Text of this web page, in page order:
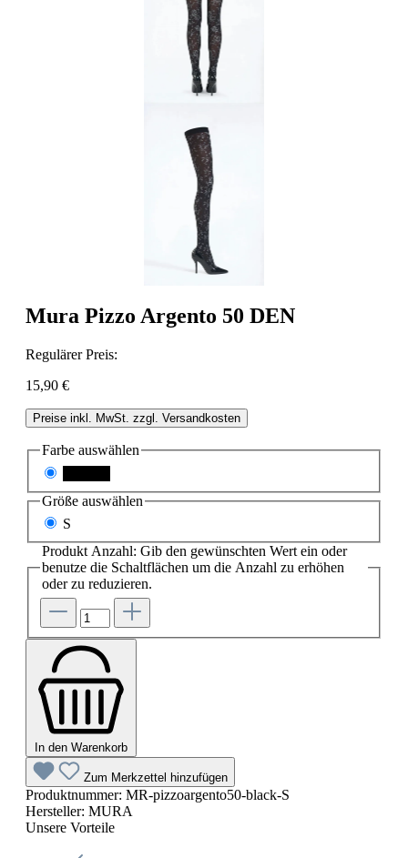
Mura Pizzo Argento 50 DEN
Regulärer Preis:
15,90 €
Preise inkl. MwSt. zzgl. Versandkosten
Farbe auswählen
Größe auswählen
S
Produkt Anzahl: Gib den gewünschten Wert ein oder
benutze die Schaltflächen um die Anzahl zu erhöhen
oder zu reduzieren.
In den Warenkorb
Zum Merkzettel hinzufügen
Produktnummer: MR-pizzoargento50-black-S
Hersteller: MURA
Unsere Vorteile